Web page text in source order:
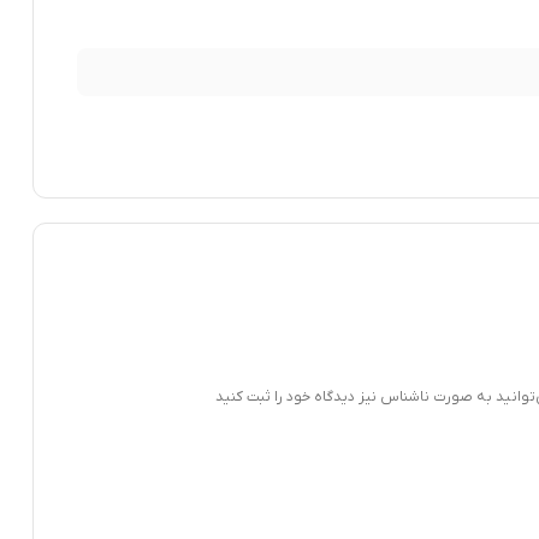
به صورت ناشناس نیز دیدگاه خود را ثبت کنید